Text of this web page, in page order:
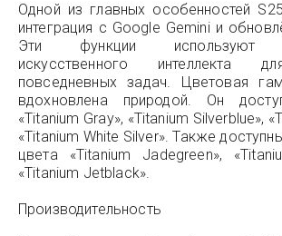
Одной из главных особенностей
интеграция с Google Gemini и
Эти функции используют
искусственного интеллекта
повседневных задач. Цветовая
вдохновлена природой. Он
«Titanium Gray», «Titanium Silverblue»,
«Titanium White Silver». Также
цвета «Titanium Jadegreen»,
«Titanium Jetblack».
Производительность